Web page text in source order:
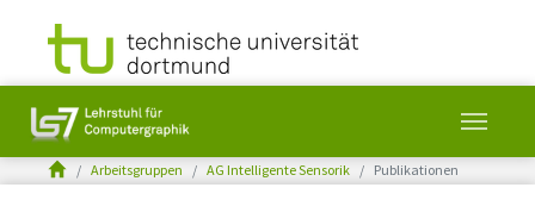
You are here:Arbeitsgruppen AG Intelligente Sensorik Publikationen